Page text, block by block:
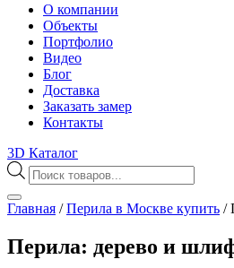
О компании
Объекты
Портфолио
Видео
Блог
Доставка
Заказать замер
Контакты
3D Каталог
Поиск
товаров
Главная /Перила в Москве купить /
Перила: дерево и